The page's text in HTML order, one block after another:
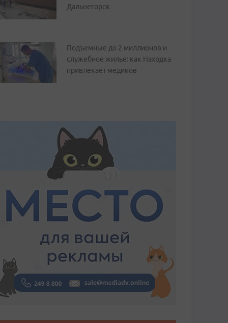
Дальнегорск
Подъемные до 2 миллионов и
служебное жилье: как Находка
привлекает медиков